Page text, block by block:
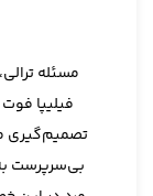
فیلیپا
تصمیم‌گیری
بی‌سرپرست